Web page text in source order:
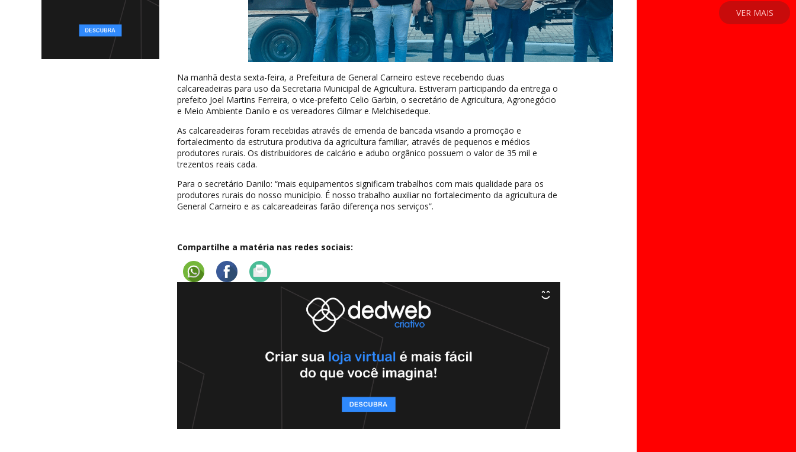
Na manhã desta sexta-feira, a Prefeitura de General Carneiro esteve recebendo duas
calcareadeiras para uso da Secretaria Municipal de Agricultura. Estiveram participando da entrega o
prefeito Joel Martins Ferreira, o vice-prefeito Celio Garbin, o secretário de Agricultura, Agronegócio
e Meio Ambiente Danilo e os vereadores Gilmar e Melchisedeque.
As calcareadeiras foram recebidas através de emenda de bancada visando a promoção e
fortalecimento da estrutura produtiva da agricultura familiar, através de pequenos e médios
produtores rurais. Os distribuidores de calcário e adubo orgânico possuem o valor de 35 mil e
trezentos reais cada.
Para o secretário Danilo: “mais equipamentos significam trabalhos com mais qualidade para os
produtores rurais do nosso município. É nosso trabalho auxiliar no fortalecimento da agricultura de
General Carneiro e as calcareadeiras farão diferença nos serviços”.
Compartilhe a matéria nas redes sociais:
VER MAIS